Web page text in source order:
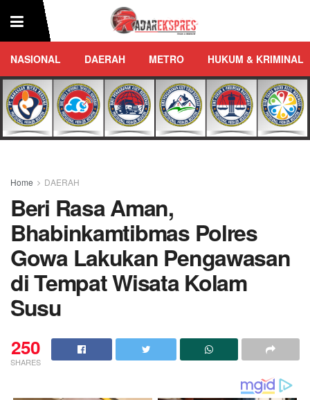
NASIONAL DAERAH METRO HUKUM & KRIMINAL
Home DAERAH
Beri Rasa Aman,
Bhabinkamtibmas Polres
Gowa Lakukan Pengawasan
di Tempat Wisata Kolam
Susu
250
SHARES